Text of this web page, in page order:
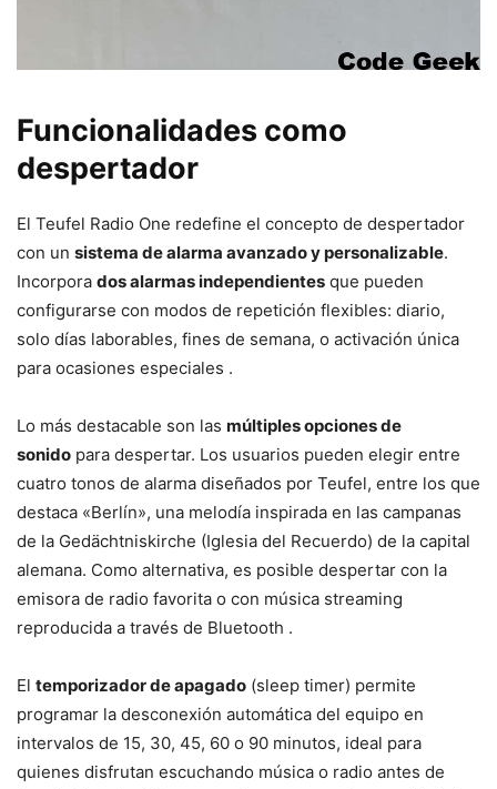
Funcionalidades como
despertador
El Teufel Radio One redefine el concepto de despertador
con un sistema de alarma avanzado y personalizable.
Incorpora dos alarmas independientes que pueden
configurarse con modos de repetición flexibles: diario,
solo días laborables, fines de semana, o activación única
para ocasiones especiales .
Lo más destacable son las múltiples opciones de
sonido para despertar. Los usuarios pueden elegir entre
cuatro tonos de alarma diseñados por Teufel, entre los que
destaca «Berlín», una melodía inspirada en las campanas
de la Gedächtniskirche (Iglesia del Recuerdo) de la capital
alemana. Como alternativa, es posible despertar con la
emisora de radio favorita o con música streaming
reproducida a través de Bluetooth .
El temporizador de apagado (sleep timer) permite
programar la desconexión automática del equipo en
intervalos de 15, 30, 45, 60 o 90 minutos, ideal para
quienes disfrutan escuchando música o radio antes de